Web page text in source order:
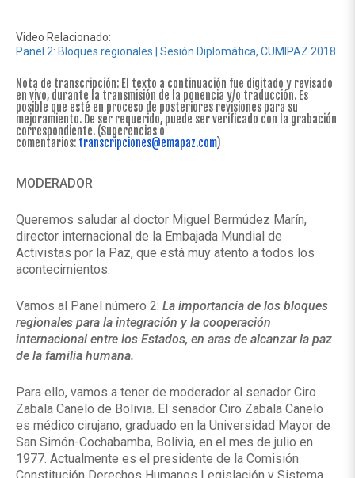
Video Relacionado:
Panel 2: Bloques regionales | Sesión Diplomática, CUMIPAZ 2018
Nota de transcripción: El texto a continuación fue digitado y revisado
en vivo, durante la transmisión de la ponencia y/o traducción. Es
posible que esté en proceso de posteriores revisiones para su
mejoramiento. De ser requerido, puede ser verificado con la grabación
correspondiente. (Sugerencias o
comentarios: transcripciones@emapaz.com)
MODERADOR
Queremos saludar al doctor Miguel Bermúdez Marín,
director internacional de la Embajada Mundial de
Activistas por la Paz, que está muy atento a todos los
acontecimientos.
Vamos al Panel número 2: La importancia de los bloques
regionales para la integración y la cooperación
internacional entre los Estados, en aras de alcanzar la paz
de la familia humana.
Para ello, vamos a tener de moderador al senador Ciro
Zabala Canelo de Bolivia. El senador Ciro Zabala Canelo
es médico cirujano, graduado en la Universidad Mayor de
San Simón-Cochabamba, Bolivia, en el mes de julio en
1977. Actualmente es el presidente de la Comisión